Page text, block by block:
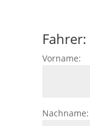
Fahrer:
Vorname:
Nachname: